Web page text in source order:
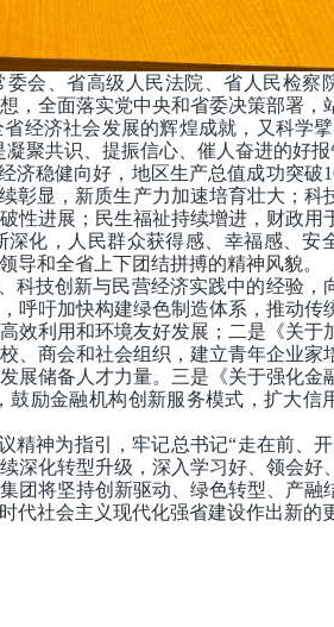
会、省高级人民法院、省人民检察
，全面落实党中央和省委决策部署，
经济社会发展的辉煌成就，又科学
聚共识、提振信心、催人奋进的好报
济稳健向好，地区生产总值成功突破
彰显，新质生产力加速培育壮大；科
性进展；民生福祉持续增进，财政用
化，人民群众获得感、幸福感、安
导和全省上下团结拼搏的精神风貌。
科技创新与民营经济实践中的经验，
呼吁加快构建绿色制造体系，推动传
效利用和环境友好发展；二是《关于
、商会和社会组织，建立青年企业家
展储备人才力量。三是《关于强化金
励金融机构创新服务模式，扩大信
精神为指引，牢记总书记“走在前、
深化转型升级，深入学习好、领会好
团将坚持创新驱动、绿色转型、产融
代社会主义现代化强省建设作出新的